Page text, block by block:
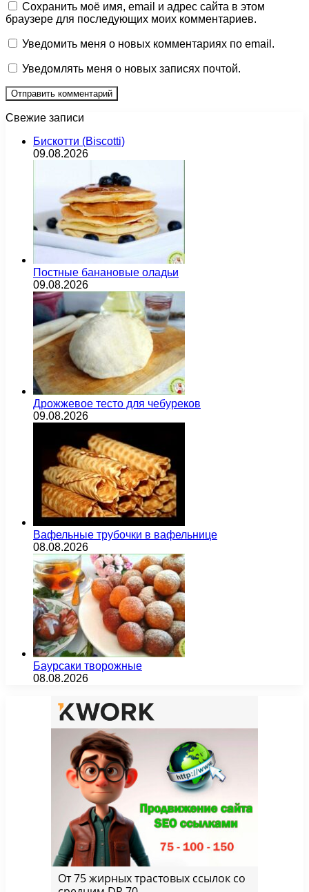
Сохранить моё имя, email и адрес сайта в этом
браузере для последующих моих комментариев.
Уведомить меня о новых комментариях по email.
Уведомлять меня о новых записях почтой.
Свежие записи
Бискотти (Biscotti)
09.08.2026
Постные банановые оладьи
09.08.2026
Дрожжевое тесто для чебуреков
09.08.2026
Вафельные трубочки в вафельнице
08.08.2026
Баурсаки творожные
08.08.2026